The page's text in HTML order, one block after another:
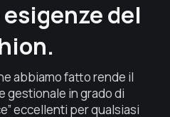
del
abbiamo fatto rende il
gestionale in grado di
eccellenti per qualsiasi